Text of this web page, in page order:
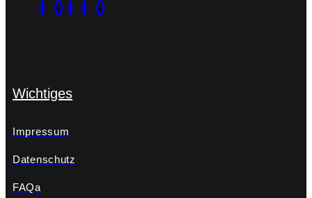
Wichtiges
Impressum
Datenschutz
FAQa